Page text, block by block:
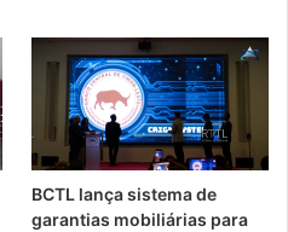
BCTL lança sistema de
garantias mobiliárias para